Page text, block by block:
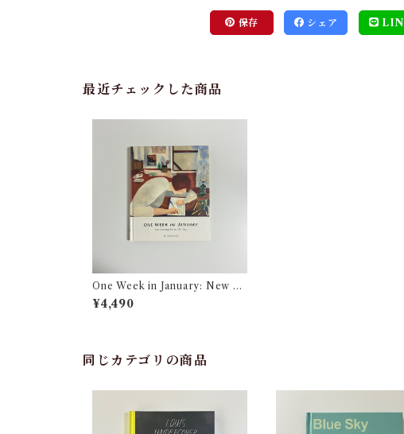
保存 シェア
最近チェックした商品
One Week in January: New Pa
intings for an Old Diary
¥4,490
同じカテゴリの商品